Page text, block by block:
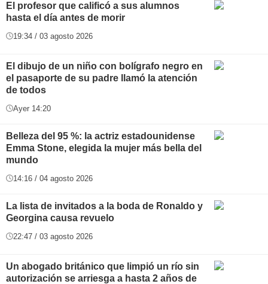
El profesor que calificó a sus alumnos
hasta el día antes de morir
19:34 / 03 agosto 2026
El dibujo de un niño con bolígrafo negro en
el pasaporte de su padre llamó la atención
de todos
Ayer 14:20
Belleza del 95 %: la actriz estadounidense
Emma Stone, elegida la mujer más bella del
mundo
14:16 / 04 agosto 2026
La lista de invitados a la boda de Ronaldo y
Georgina causa revuelo
22:47 / 03 agosto 2026
Un abogado británico que limpió un río sin
autorización se arriesga a hasta 2 años de